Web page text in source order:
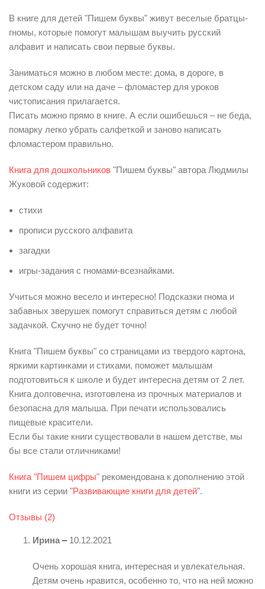
В книге для детей "Пишем буквы" живут веселые братцы-
гномы, которые помогут малышам выучить русский
алфавит и написать свои первые буквы.
Заниматься можно в любом месте: дома, в дороге, в
детском саду или на даче – фломастер для уроков
чистописания прилагается.
Писать можно прямо в книге. А если ошибешься – не беда,
помарку легко убрать салфеткой и заново написать
фломастером правильно.
Книга для дошкольников "Пишем буквы" автора Людмилы
Жуковой содержит:
стихи
прописи русского алфавита
загадки
игры-задания с гномами-всезнайками.
Учиться можно весело и интересно! Подсказки гнома и
забавных зверушек помогут справиться детям с любой
задачкой. Скучно не будет точно!
Книга "Пишем буквы" со страницами из твердого картона,
яркими картинками и стихами, поможет малышам
подготовиться к школе и будет интересна детям от 2 лет.
Книга долговечна, изготовлена из прочных материалов и
безопасна для малыша. При печати использовались
пищевые красители.
Если бы такие книги существовали в нашем детстве, мы
бы все стали отличниками!
Книга "Пишем цифры" рекомендована к дополнению этой
книги из серии "Развивающие книги для детей".
Отзывы (2)
Ирина – 10.12.2021
Очень хорошая книга, интересная и увлекательная.
Детям очень нравится, особенно то, что на ней можно